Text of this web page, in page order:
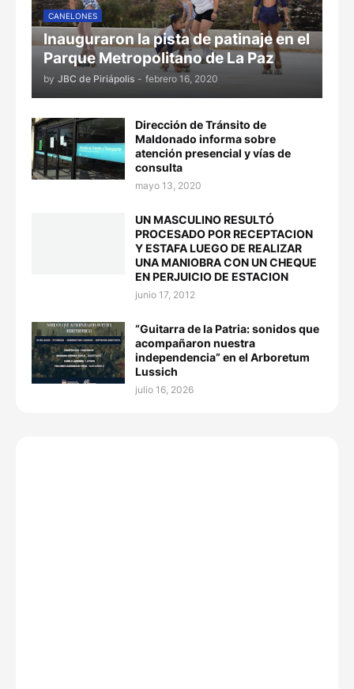
CANELONES
Inauguraron la pista de patinaje en el
Parque Metropolitano de La Paz
by JBC de Piriápolis - febrero 16, 2020
Dirección de Tránsito de
Maldonado informa sobre
atención presencial y vías de
consulta
mayo 13, 2020
UN MASCULINO RESULTÓ
PROCESADO POR RECEPTACION
Y ESTAFA LUEGO DE REALIZAR
UNA MANIOBRA CON UN CHEQUE
EN PERJUICIO DE ESTACION
junio 17, 2012
“Guitarra de la Patria: sonidos que
acompañaron nuestra
independencia” en el Arboretum
Lussich
julio 16, 2026